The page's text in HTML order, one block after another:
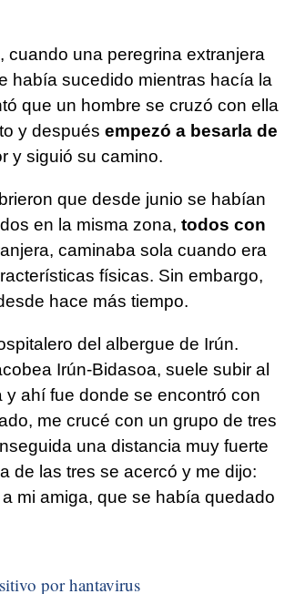
una peregrina extranjera
había sucedido mientras hacía la
que un hombre se cruzó con ella
y después empezó a besarla de
y siguió su camino.
que desde junio se habían
en la misma zona, todos con
caminaba sola cuando era
físicas. Sin embargo,
hace más tiempo.
del albergue de Irún.
Irún-Bidasoa, suele subir al
ahí fue donde se encontró con
me crucé con un grupo de tres
una distancia muy fuerte
de las tres se acercó y me dijo:
mi amiga, que se había quedado
por hantavirus